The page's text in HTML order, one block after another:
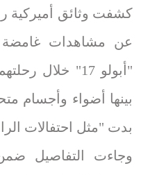
كشفت وثائق أميركية
عن مشاهدات غامضة
بينها أضواء وأجسام
بدت "مثل احتفالات